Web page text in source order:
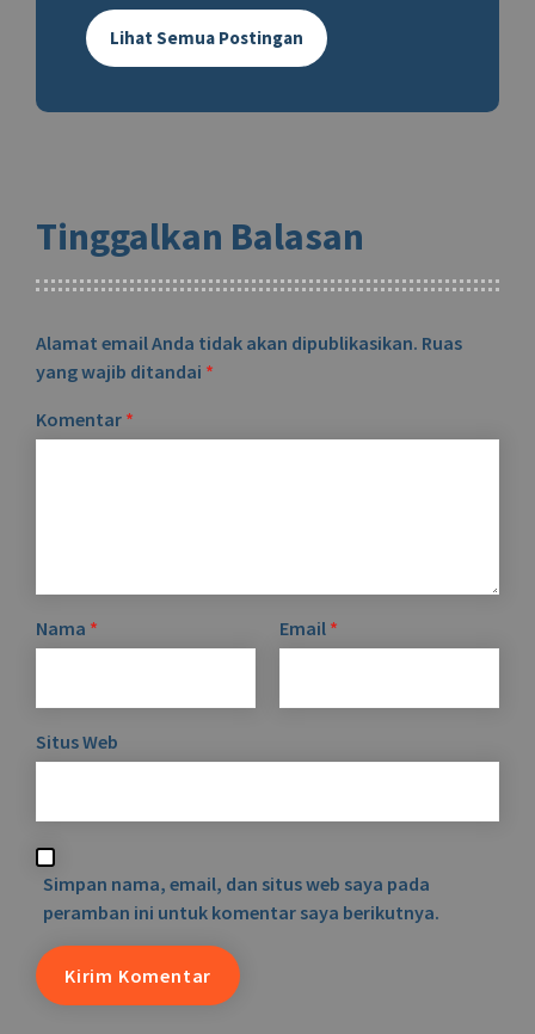
Lihat Semua Postingan
Tinggalkan Balasan
Alamat email Anda tidak akan dipublikasikan. Ruas
yang wajib ditandai *
Komentar *
Nama * Email *
Situs Web
Simpan nama, email, dan situs web saya pada
peramban ini untuk komentar saya berikutnya.